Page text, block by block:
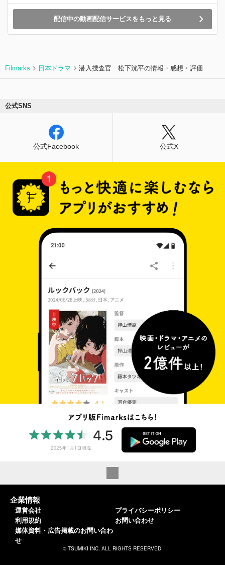
配信中の動画配信サービスをもっと見る
Filmarks 日本ドラマ 潜入捜査官 松下洸平の情報・感想・評価
公式SNS
公式Facebook 公式X
企業情報
運営会社
利用規約
媒体資料・広告掲載のお問い合わ
せ
プライバシーポリシー
お問い合わせ
© TSUMIKI INC. ALL RIGHTS RESERVED.